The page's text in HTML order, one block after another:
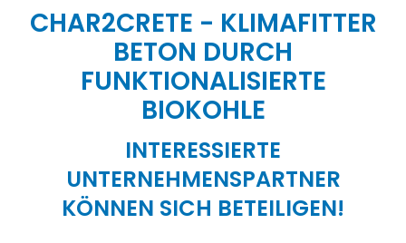
CHAR2CRETE - KLIMAFITTER
BETON DURCH
FUNKTIONALISIERTE
BIOKOHLE
INTERESSIERTE
UNTERNEHMENSPARTNER
KÖNNEN SICH BETEILIGEN!